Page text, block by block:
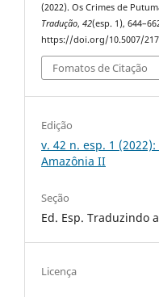
(2022). Os Crimes de
Tradução,42(esp. 1),
https://doi.org/10.5007/
Fomatos de Citação
Edição
v. 42 n. esp. 1
Amazônia II
Seção
Ed. Esp. Traduzindo
Licença